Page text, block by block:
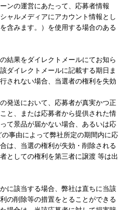
ンの運営にあたって、応募者情報
ャルメディアにアカウント情報とし
含みます。）を使用する場合のある
結果をダイレクトメールにてお知ら
ダイレクトメールに記載する期日ま
されない場合、当選者の権利を失効
発送において、応募者が真実かつ正
と、または応募者から提供された情
て景品が届かない場合、あるいは応
事由によって弊社所定の期間内に応
は、当選の権利が失効・削除される
としての権利を第三者に譲渡 等は出
に該当する場合、弊社は直ちに当該
の削除等の措置をとることができる